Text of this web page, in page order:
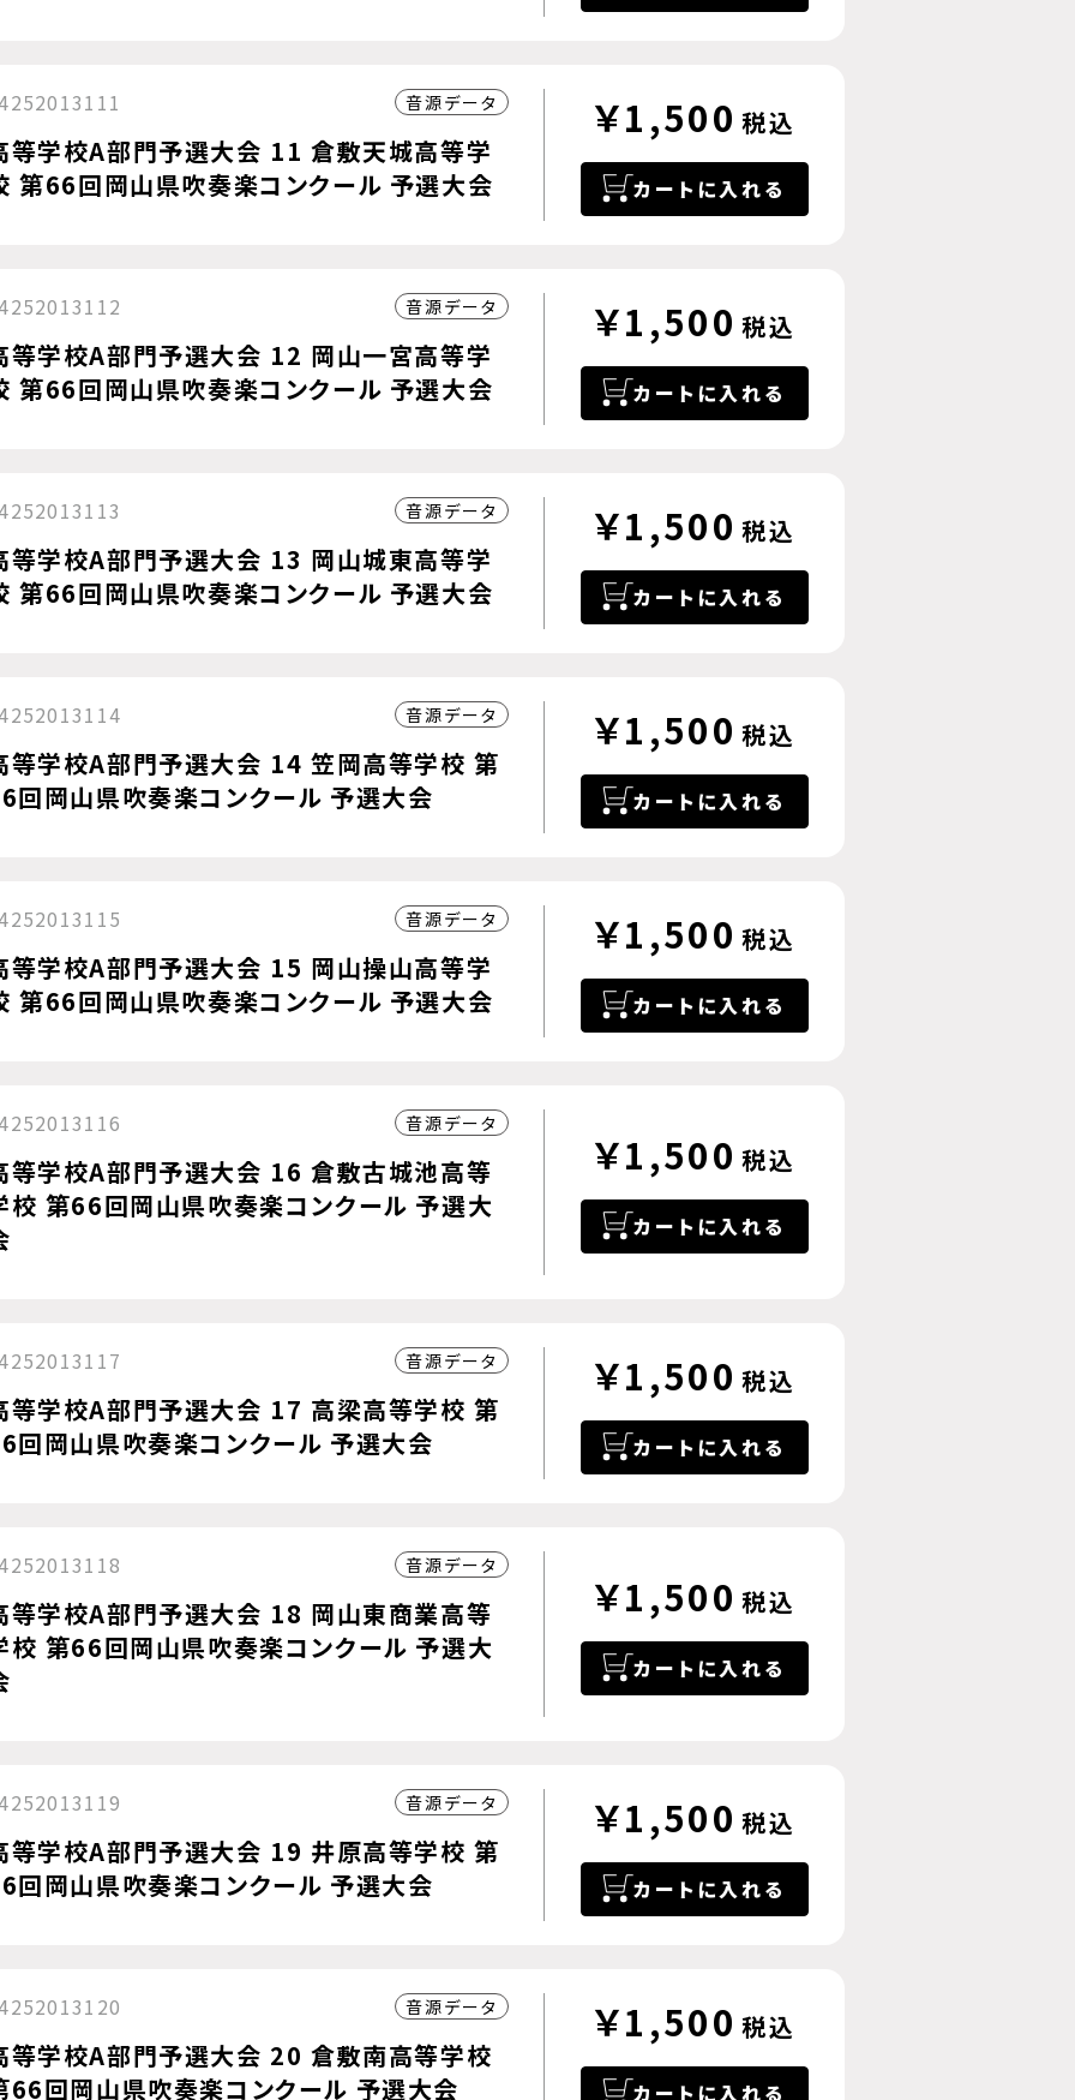
音源データ
等学校A部門予選大会 11 倉敷天城高等学
第66回岡山県吹奏楽コンクール 予選大会
￥1,500 税込
カートに入れる
音源データ
等学校A部門予選大会 12 岡山一宮高等学
第66回岡山県吹奏楽コンクール 予選大会
￥1,500 税込
カートに入れる
音源データ
等学校A部門予選大会 13 岡山城東高等学
第66回岡山県吹奏楽コンクール 予選大会
￥1,500 税込
カートに入れる
音源データ
等学校A部門予選大会 14 笠岡高等学校 第
回岡山県吹奏楽コンクール 予選大会
￥1,500 税込
カートに入れる
音源データ
等学校A部門予選大会 15 岡山操山高等学
第66回岡山県吹奏楽コンクール 予選大会
￥1,500 税込
カートに入れる
音源データ
等学校A部門予選大会 16 倉敷古城池高等
校 第66回岡山県吹奏楽コンクール 予選大
￥1,500 税込
カートに入れる
音源データ
等学校A部門予選大会 17 高梁高等学校 第
回岡山県吹奏楽コンクール 予選大会
￥1,500 税込
カートに入れる
音源データ
等学校A部門予選大会 18 岡山東商業高等
校 第66回岡山県吹奏楽コンクール 予選大
￥1,500 税込
カートに入れる
音源データ
等学校A部門予選大会 19 井原高等学校 第
回岡山県吹奏楽コンクール 予選大会
￥1,500 税込
カートに入れる
音源データ
等学校A部門予選大会 20 倉敷南高等学校
66回岡山県吹奏楽コンクール 予選大会
￥1,500 税込
カートに入れる